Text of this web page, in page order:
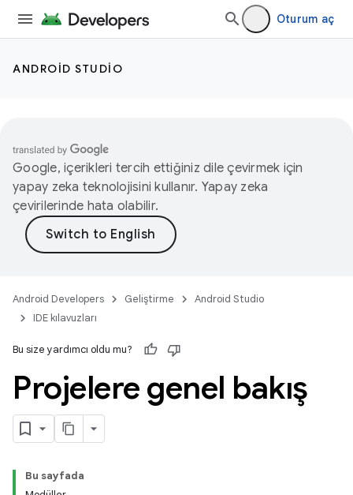
Oturum aç
ANDROID STUDIO
Google, içerikleri tercih ettiğiniz dile çevirmek için
yapay zeka teknolojisini kullanır. Yapay zeka
çevirilerinde hata olabilir.
Android Developers Geliştirme
Android Studio
IDE kılavuzları
Bu size yardımcı oldu mu?
Projelere genel bakış
Bu sayfada